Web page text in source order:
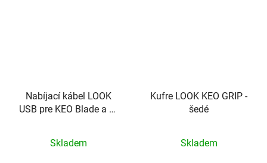
Nabíjací kábel LOOK
USB pre KEO Blade a X-
Skladem
Kufre LOOK KEO GRIP -
šedé
Skladem